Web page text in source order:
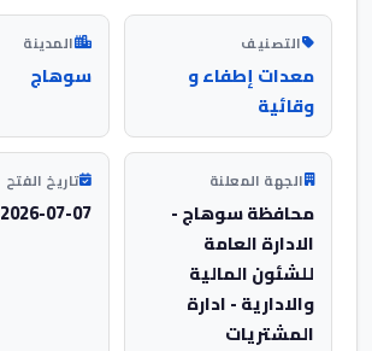
التصنيف
معدات إطفاء و
وقائية
المدينة
سوهاج
الجهة المعلنة
محافظة سوهاج -
الادارة العامة
للشئون المالية
والادارية - ادارة
المشتريات
تاريخ الفتح
2026-07-07